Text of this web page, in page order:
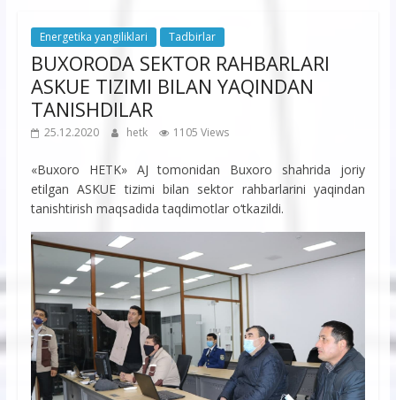
Energetika yangiliklari Tadbirlar
BUXORODA SEKTOR RAHBARLARI
ASKUE TIZIMI BILAN YAQINDAN
TANISHDILAR
25.12.2020 hetk 1105 Views
«Buxoro HETK» AJ tomonidan Buxoro shahrida joriy
etilgan ASKUE tizimi bilan sektor rahbarlarini yaqindan
tanishtirish maqsadida taqdimotlar o‘tkazildi.